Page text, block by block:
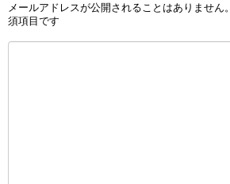
メールアドレスが公開されることはありません。
須項目です